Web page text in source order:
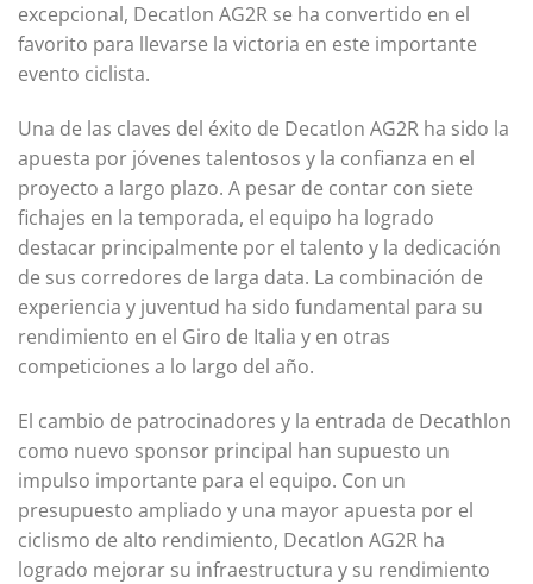
excepcional, Decatlon AG2R se ha convertido en el
favorito para llevarse la victoria en este importante
evento ciclista.
Una de las claves del éxito de Decatlon AG2R ha sido la
apuesta por jóvenes talentosos y la confianza en el
proyecto a largo plazo. A pesar de contar con siete
fichajes en la temporada, el equipo ha logrado
destacar principalmente por el talento y la dedicación
de sus corredores de larga data. La combinación de
experiencia y juventud ha sido fundamental para su
rendimiento en el Giro de Italia y en otras
competiciones a lo largo del año.
El cambio de patrocinadores y la entrada de Decathlon
como nuevo sponsor principal han supuesto un
impulso importante para el equipo. Con un
presupuesto ampliado y una mayor apuesta por el
ciclismo de alto rendimiento, Decatlon AG2R ha
logrado mejorar su infraestructura y su rendimiento